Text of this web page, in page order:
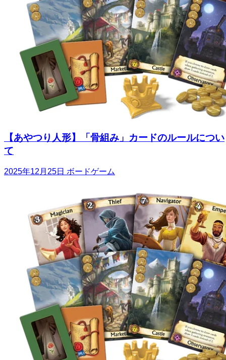
【あやつり人形】「骨組み」カードのルールについ
て
2025年12月25日 ボードゲーム